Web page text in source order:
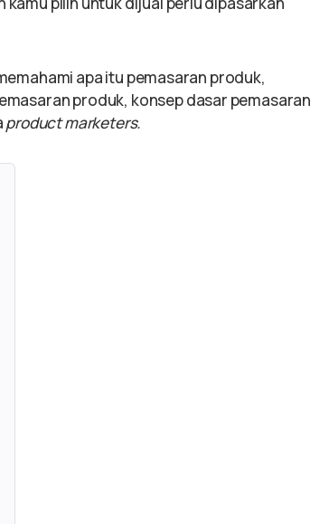
apa itu pemasaran produk,
produk, konsep dasar pemasaran
product marketers.